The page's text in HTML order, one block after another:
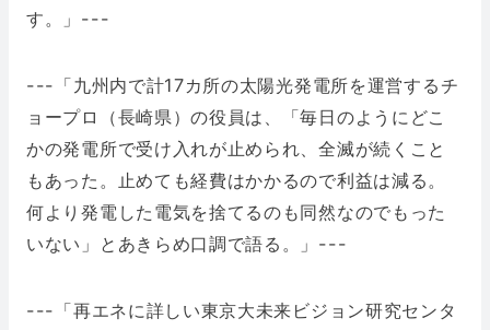
す。」---
---「九州内で計17カ所の太陽光発電所を運営するチ
ョープロ（長崎県）の役員は、「毎日のようにどこ
かの発電所で受け入れが止められ、全滅が続くこと
もあった。止めても経費はかかるので利益は減る。
何より発電した電気を捨てるのも同然なのでもった
いない」とあきらめ口調で語る。」---
---「再エネに詳しい東京大未来ビジョン研究センタ